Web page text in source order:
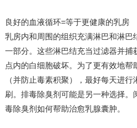
良好的血液循环=等于更健康的乳房
乳房内和周围的组织充满淋巴和淋巴
一部分。这些淋巴结充当过滤器并捕
点内的白细胞破坏。为了更有效地帮
（并防止毒素积聚），最好每天进
刷。排毒除臭剂可能是另一种选择。
毒除臭剂如何帮助治愈乳腺囊肿。